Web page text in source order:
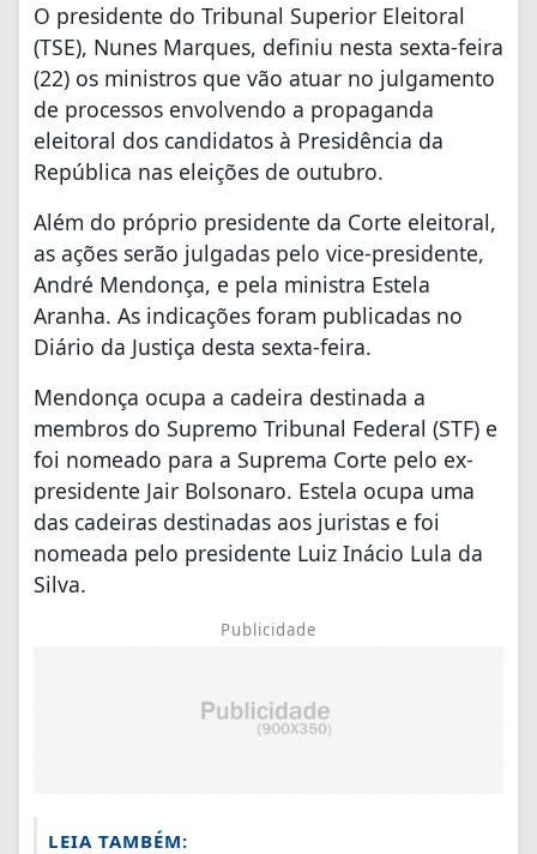
O presidente do Tribunal Superior Eleitoral
(TSE), Nunes Marques, definiu nesta sexta-feira
(22) os ministros que vão atuar no julgamento
de processos envolvendo a propaganda
eleitoral dos candidatos à Presidência da
República nas eleições de outubro.
Além do próprio presidente da Corte eleitoral,
as ações serão julgadas pelo vice-presidente,
André Mendonça, e pela ministra Estela
Aranha. As indicações foram publicadas no
Diário da Justiça desta sexta-feira.
Mendonça ocupa a cadeira destinada a
membros do Supremo Tribunal Federal (STF) e
foi nomeado para a Suprema Corte pelo ex-
presidente Jair Bolsonaro. Estela ocupa uma
das cadeiras destinadas aos juristas e foi
nomeada pelo presidente Luiz Inácio Lula da
Silva.
Publicidade
LEIA TAMBÉM: